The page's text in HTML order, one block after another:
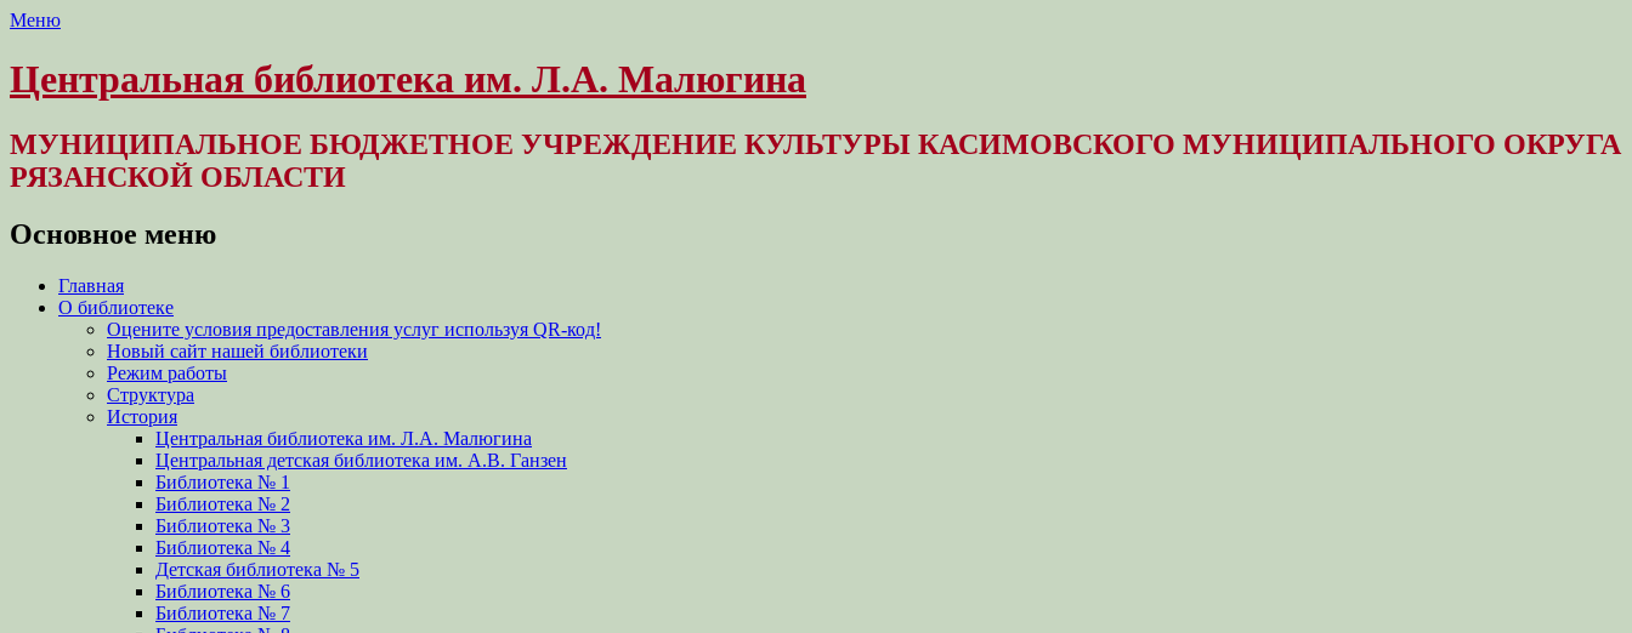
Меню
Центральная библиотека им. Л.А. Малюгина
МУНИЦИПАЛЬНОЕ БЮДЖЕТНОЕ УЧРЕЖДЕНИЕ КУЛЬТУРЫ КАСИМОВСКОГО МУНИЦИПАЛЬНОГО ОКРУГА
РЯЗАНСКОЙ ОБЛАСТИ
Основное меню
Перейти
содержимому
Главная
О библиотеке
Оцените условия предоставления услуг используя QR-код!
Новый сайт нашей библиотеки
Режим работы
Структура
История
Центральная библиотека им. Л.А. Малюгина
Центральная детская библиотека им. А.В. Ганзен
Библиотека № 1
Библиотека № 2
Библиотека № 3
Библиотека № 4
Детская библиотека № 5
Библиотека № 6
Библиотека № 7